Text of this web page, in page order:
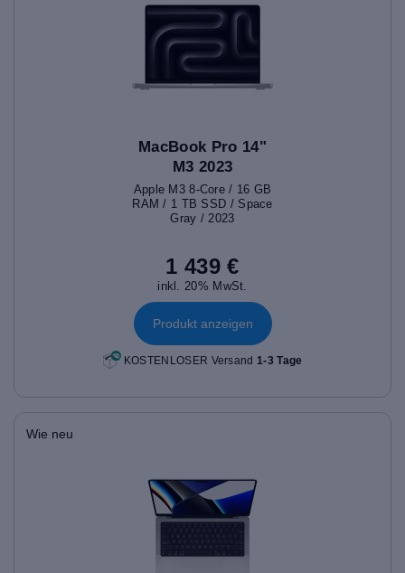
MacBook Pro 14"
M3 2023
Apple M3 8-Core / 16 GB
RAM / 1 TB SSD / Space
Gray / 2023
1 439 €
inkl. 20% MwSt.
Produkt anzeigen
KOSTENLOSER Versand1-3 Tage
Wie neu